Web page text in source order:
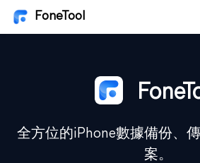
FoneTool
全方位的iPhone數據備份、
案。